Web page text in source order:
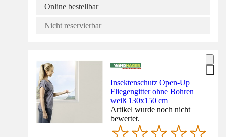
Online bestellbar
Nicht reservierbar
Insektenschutz Open-Up
Fliegengitter ohne Bohren
weiß 130x150 cm
Artikel wurde noch nicht
bewertet.